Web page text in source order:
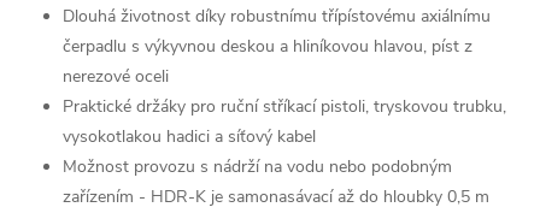
Dlouhá životnost díky robustnímu třípístovému axiálnímu
čerpadlu s výkyvnou deskou a hliníkovou hlavou, píst z
nerezové oceli
Praktické držáky pro ruční stříkací pistoli, tryskovou trubku,
vysokotlakou hadici a síťový kabel
Možnost provozu s nádrží na vodu nebo podobným
zařízením - HDR-K je samonasávací až do hloubky 0,5 m